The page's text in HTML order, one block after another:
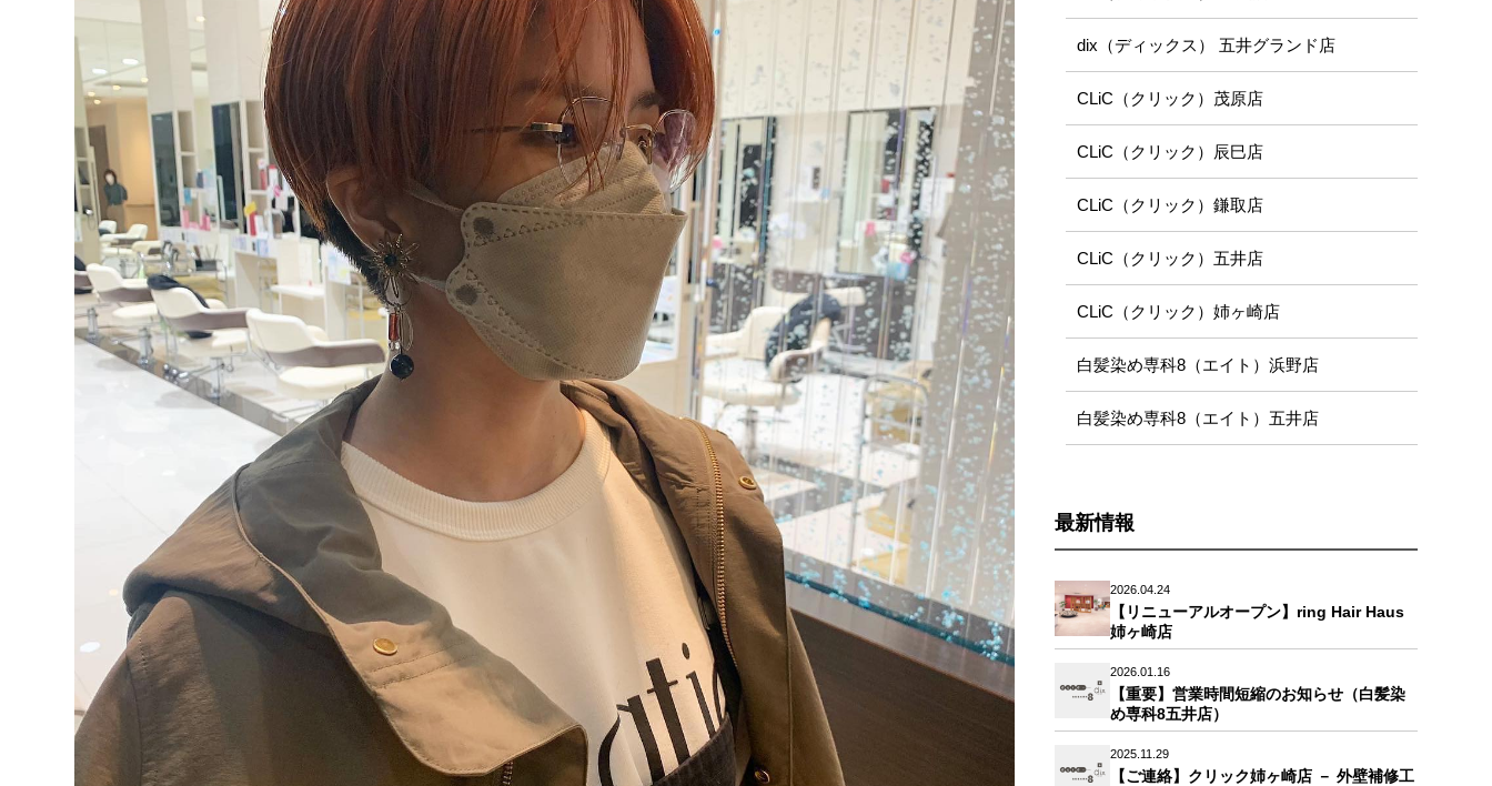
dix（ディックス） 五井グランド店
CLiC（クリック）茂原店
CLiC（クリック）辰巳店
CLiC（クリック）鎌取店
CLiC（クリック）五井店
CLiC（クリック）姉ヶ崎店
白髪染め専科8（エイト）浜野店
白髪染め専科8（エイト）五井店
最新情報
2026.04.24
【リニューアルオープン】ring Hair Haus
姉ヶ崎店
2026.01.16
【重要】営業時間短縮のお知らせ（白髪染
め専科8五井店）
2025.11.29
【ご連絡】クリック姉ヶ崎店 － 外壁補修工